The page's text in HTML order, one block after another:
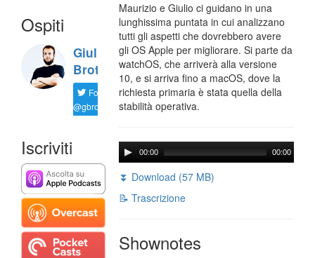
Ospiti
Giulio
Brotini
Follow
@gbrotiniyt
Iscriviti
Maurizio e Giulio ci guidano in una
lunghissima puntata in cui analizzano
tutti gli aspetti che dovrebbero avere
gli OS Apple per migliorare. Si parte da
watchOS, che arriverà alla versione
10, e si arriva fino a macOS, dove la
richiesta primaria è stata quella della
stabilità operativa.
00:00 00:00
⏬ Download (57 MB)
📝 Trascrizione
Shownotes